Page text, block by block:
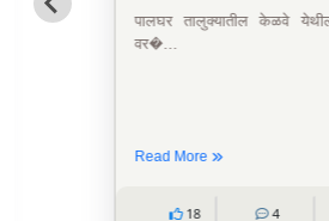
पालघर तालुक्यातील केळवे येथील
वर�...
Read More